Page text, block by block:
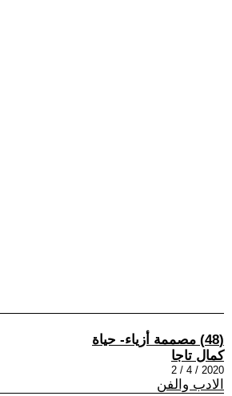
(48) مصممة أزياء- حياة
كمال تاجا
2020 / 4 / 2
الادب والفن